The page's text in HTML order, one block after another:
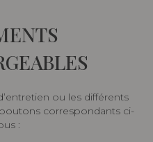
ou les différents
correspondants ci-
: